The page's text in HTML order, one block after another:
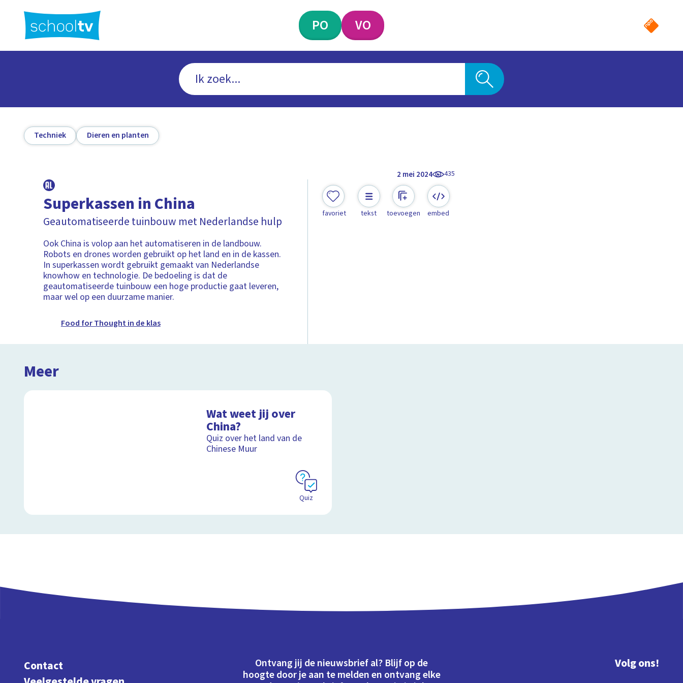
hoofdinhoud
PO VO
Techniek Dieren en planten
2 mei 2024 435
Superkassen in China
Geautomatiseerde tuinbouw met Nederlandse hulp
Ook China is volop aan het automatiseren in de landbouw.
Robots en drones worden gebruikt op het land en in de kassen.
In superkassen wordt gebruikt gemaakt van Nederlandse
knowhow en technologie. De bedoeling is dat de
geautomatiseerde tuinbouw een hoge productie gaat leveren,
maar wel op een duurzame manier.
Food for Thought in de klas
favoriet tekst toevoegen embed
Meer
Wat weet jij over
China?
Quiz over het land van de
Chinese Muur
Quiz
Contact
Ontvang jij de nieuwsbrief al? Blijf op de
hoogte door je aan te melden en ontvang elke
Volg ons!